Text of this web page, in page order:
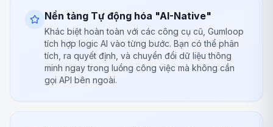
Nền tảng Tự động hóa "AI-Native"
Khác biệt hoàn toàn với các công cụ cũ, Gumloop
tích hợp logic AI vào từng bước. Bạn có thể phân
tích, ra quyết định, và chuyển đổi dữ liệu thông
minh ngay trong luồng công việc mà không cần
gọi API bên ngoài.